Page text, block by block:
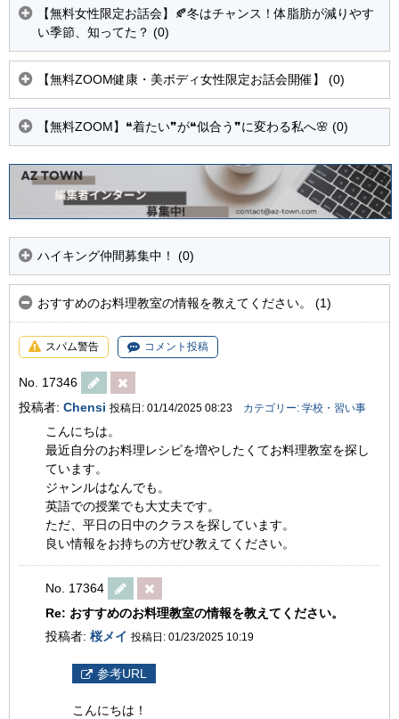
【無料女性限定お話会】🍂冬はチャンス！体脂肪が減りやす
い季節、知ってた？ (0)
【無料ZOOM健康・美ボディ女性限定お話会開催】 (0)
【無料ZOOM】❝着たい❞が❝似合う❞に変わる私へ🌸 (0)
ハイキング仲間募集中！ (0)
おすすめのお料理教室の情報を教えてください。 (1)
スパム警告 コメント投稿
No. 17346
投稿者: Chensi 投稿日: 01/14/2025 08:23 カテゴリー: 学校・習い事
こんにちは。
最近自分のお料理レシピを増やしたくてお料理教室を探し
ています。
ジャンルはなんでも。
英語での授業でも大丈夫です。
ただ、平日の日中のクラスを探しています。
良い情報をお持ちの方ぜひ教えてください。
No. 17364
Re: おすすめのお料理教室の情報を教えてください。
投稿者: 桜メイ 投稿日: 01/23/2025 10:19
参考URL
こんにちは！